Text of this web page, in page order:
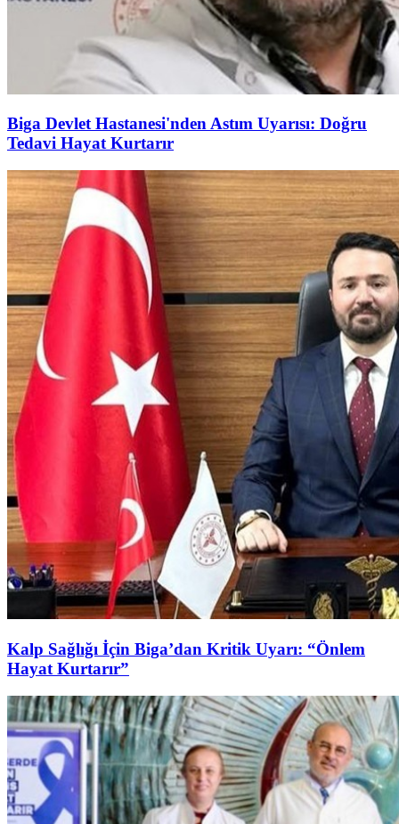
Biga Devlet Hastanesi'nden Astım Uyarısı: Doğru
Tedavi Hayat Kurtarır
Kalp Sağlığı İçin Biga’dan Kritik Uyarı: “Önlem
Hayat Kurtarır”